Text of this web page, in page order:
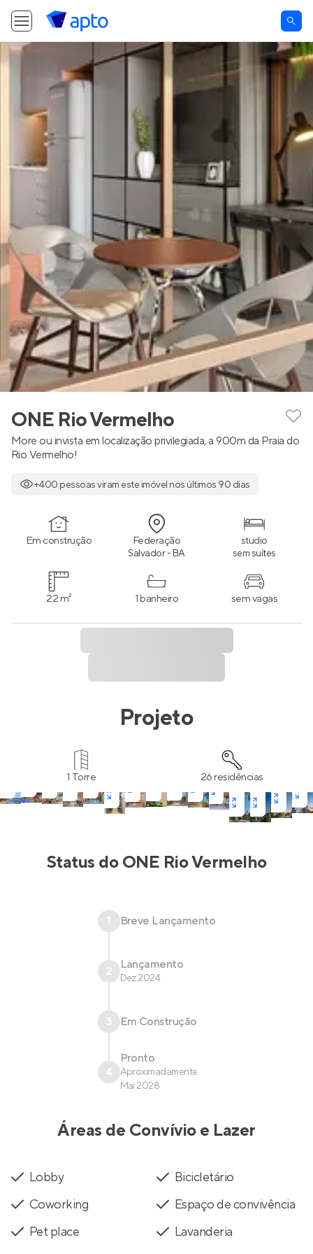
ONE Rio Vermelho
More ou invista em localização privilegiada, a 900m da Praia do
Rio Vermelho!
+400 pessoas viram este imóvel nos últimos 90 dias
Em construção Federação
Salvador - BA
studio
sem suítes
22 m² 1 banheiro sem vagas
Projeto
1 Torre 26 residências
Status doONE Rio Vermelho
1 Breve Lançamento
2 Lançamento
Dez 2024
3 Em Construção
4
Pronto
Aproximadamente
Mai 2028
Áreas de Convívio e Lazer
Lobby
Bicicletário
Coworking
Espaço de convivência
Pet place
Lavanderia